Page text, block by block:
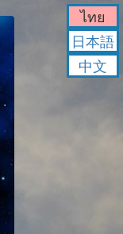
ไทย
日本語
中文